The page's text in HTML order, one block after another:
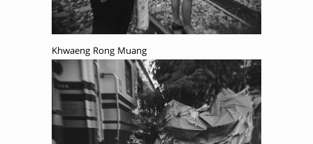
Khwaeng Rong Muang